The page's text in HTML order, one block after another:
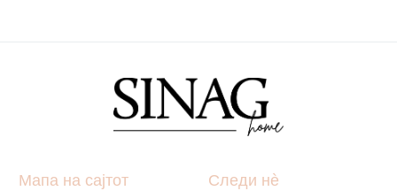
Мапа на сајтот Следи нè